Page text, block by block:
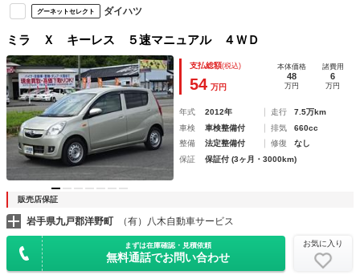
グーネットセレクト ダイハツ
ミラ Ｘ キーレス ５速マニュアル ４ＷＤ
支払総額(税込)
54 万円
本体価格
48
万円
諸費用
6
万円
年式 2012年 走行
7.5万km
車検
車検整備付 排気
660cc
整備
法定整備付 修復
なし
保証
保証付 (3ヶ月・3000km)
販売店保証
岩手県九戸郡洋野町 （有）八木自動車サービス
まずは在庫確認・見積依頼
無料通話でお問い合わせ
お気に入り